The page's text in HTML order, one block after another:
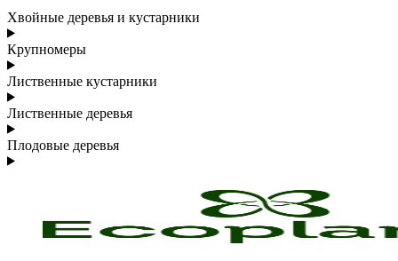
Хвойные деревья и кустарники
Крупномеры
Лиственные кустарники
Лиственные деревья
Плодовые деревья